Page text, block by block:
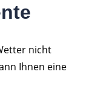
nicht
Ihnen eine